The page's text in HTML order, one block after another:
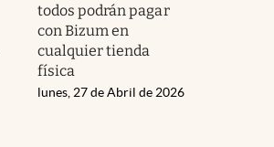
todos podrán pagar
con Bizum en
cualquier tienda
física
lunes, 27 de Abril de 2026